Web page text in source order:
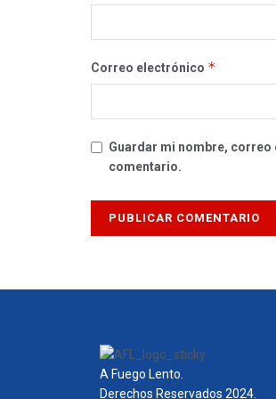
Correo electrónico *
Guardar mi nombre, correo
comentario.
A Fuego Lento.
Derechos Reservados 2024.